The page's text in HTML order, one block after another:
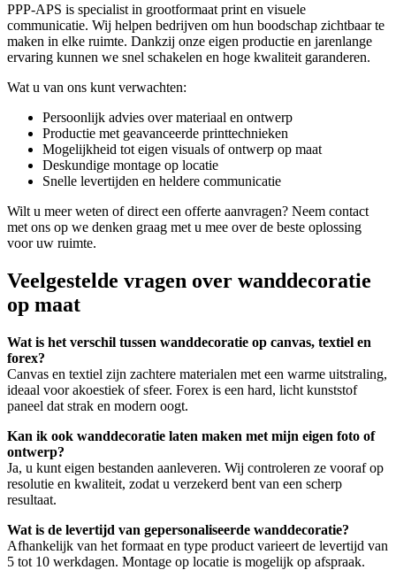
PPP-APS is specialist in grootformaat print en visuele
communicatie. Wij helpen bedrijven om hun boodschap zichtbaar te
maken in elke ruimte. Dankzij onze eigen productie en jarenlange
ervaring kunnen we snel schakelen en hoge kwaliteit garanderen.
Wat u van ons kunt verwachten:
Persoonlijk advies over materiaal en ontwerp
Productie met geavanceerde printtechnieken
Mogelijkheid tot eigen visuals of ontwerp op maat
Deskundige montage op locatie
Snelle levertijden en heldere communicatie
Wilt u meer weten of direct een offerte aanvragen? Neem contact
met ons op we denken graag met u mee over de beste oplossing
voor uw ruimte.
Veelgestelde vragen over wanddecoratie
op maat
Wat is het verschil tussen wanddecoratie op canvas, textiel en
forex?
Canvas en textiel zijn zachtere materialen met een warme uitstraling,
ideaal voor akoestiek of sfeer. Forex is een hard, licht kunststof
paneel dat strak en modern oogt.
Kan ik ook wanddecoratie laten maken met mijn eigen foto of
ontwerp?
Ja, u kunt eigen bestanden aanleveren. Wij controleren ze vooraf op
resolutie en kwaliteit, zodat u verzekerd bent van een scherp
resultaat.
Wat is de levertijd van gepersonaliseerde wanddecoratie?
Afhankelijk van het formaat en type product varieert de levertijd van
5 tot 10 werkdagen. Montage op locatie is mogelijk op afspraak.